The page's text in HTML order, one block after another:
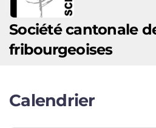
Société cantonale
fribourgeoises
Calendrier